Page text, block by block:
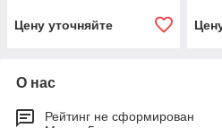
Цену уточняйте
О нас
Рейтинг не сформирован